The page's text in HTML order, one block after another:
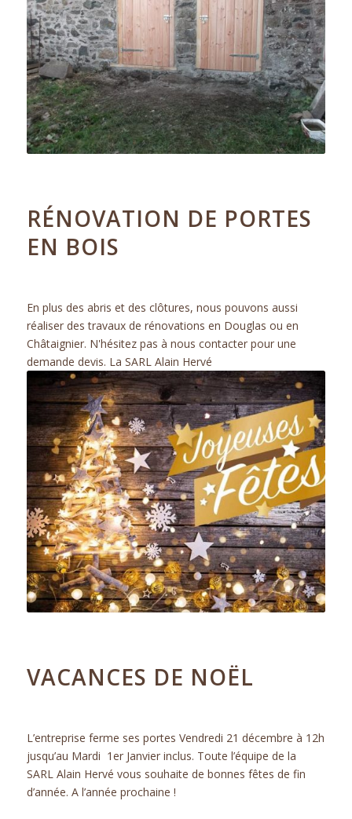
RÉNOVATION DE PORTES
EN BOIS
En plus des abris et des clôtures, nous pouvons aussi
réaliser des travaux de rénovations en Douglas ou en
Châtaignier. N'hésitez pas à nous contacter pour une
demande devis. La SARL Alain Hervé
VACANCES DE NOËL
L’entreprise ferme ses portes Vendredi 21 décembre à 12h
jusqu’au Mardi 1er Janvier inclus. Toute l’équipe de la
SARL Alain Hervé vous souhaite de bonnes fêtes de fin
d’année. A l’année prochaine !